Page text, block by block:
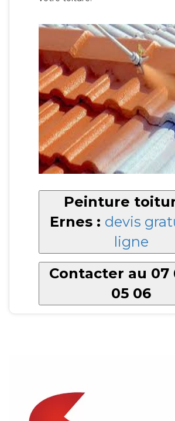
Peinture
Ernes : devis
ligne
Contacter au 07
05 06